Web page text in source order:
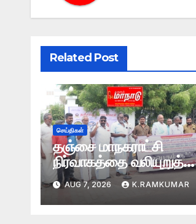
Related Post
செய்திகள்
தஞ்சை மாநகராட்சி
நிர்வாகத்தை வலியுறுத்தி
ஆர்ப்பாட்டம்
AUG 7, 2026 K.RAMKUMAR